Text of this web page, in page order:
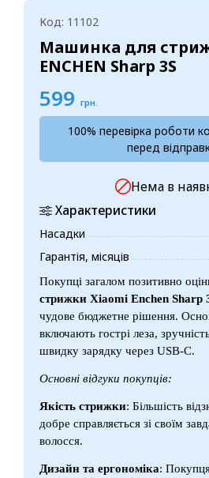
Код: 11102
Машинка для
ENCHEN Sharp 3S
599 грн.
100% перевірка роботи
перед
Нема в
Характеристики
Насадки
Гарантія, місяців
Покупці загалом позитивно
стрижки Xiaomi Enchen Sharp
чудове бюджетне рішення.
включають гострі леза,
швидку зарядку через USB-C.
Основні відгуки покупців:
Якість стрижки: Більшість
добре справляється зі своїм
волосся.
Дизайн та ергономіка: